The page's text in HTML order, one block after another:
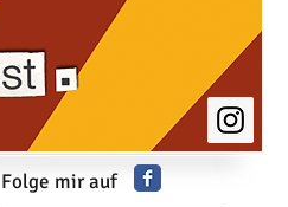
Folge mir auf